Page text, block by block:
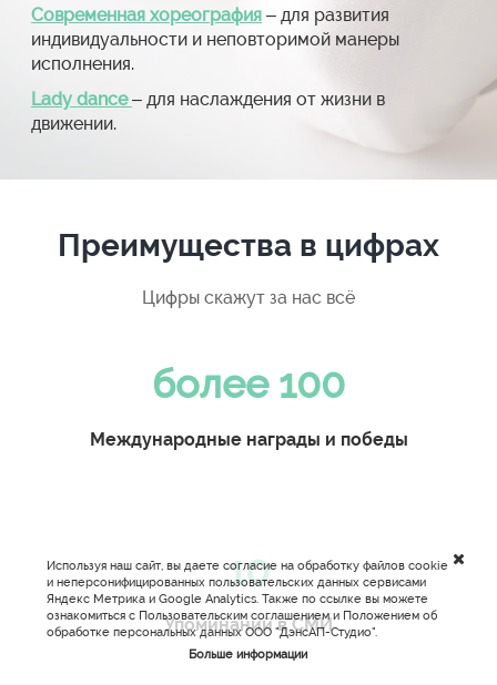
Современная хореография – для развития
индивидуальности и неповторимой манеры
исполнения.
Lady dance – для наслаждения от жизни в
движении.
Преимущества в цифрах
Цифры скажут за нас всё
более 100
Международные награды и победы
10
Упоминаний в СМИ
Используя наш сайт, вы даете согласие на обработку файлов cookie
и неперсонифицированных пользовательских данных сервисами
Яндекс Метрика и Google Analytics. Также по ссылке вы можете
ознакомиться с Пользовательским соглашением и Положением об
обработке персональных данных ООО "ДэнсАП-Студио".
Больше информации